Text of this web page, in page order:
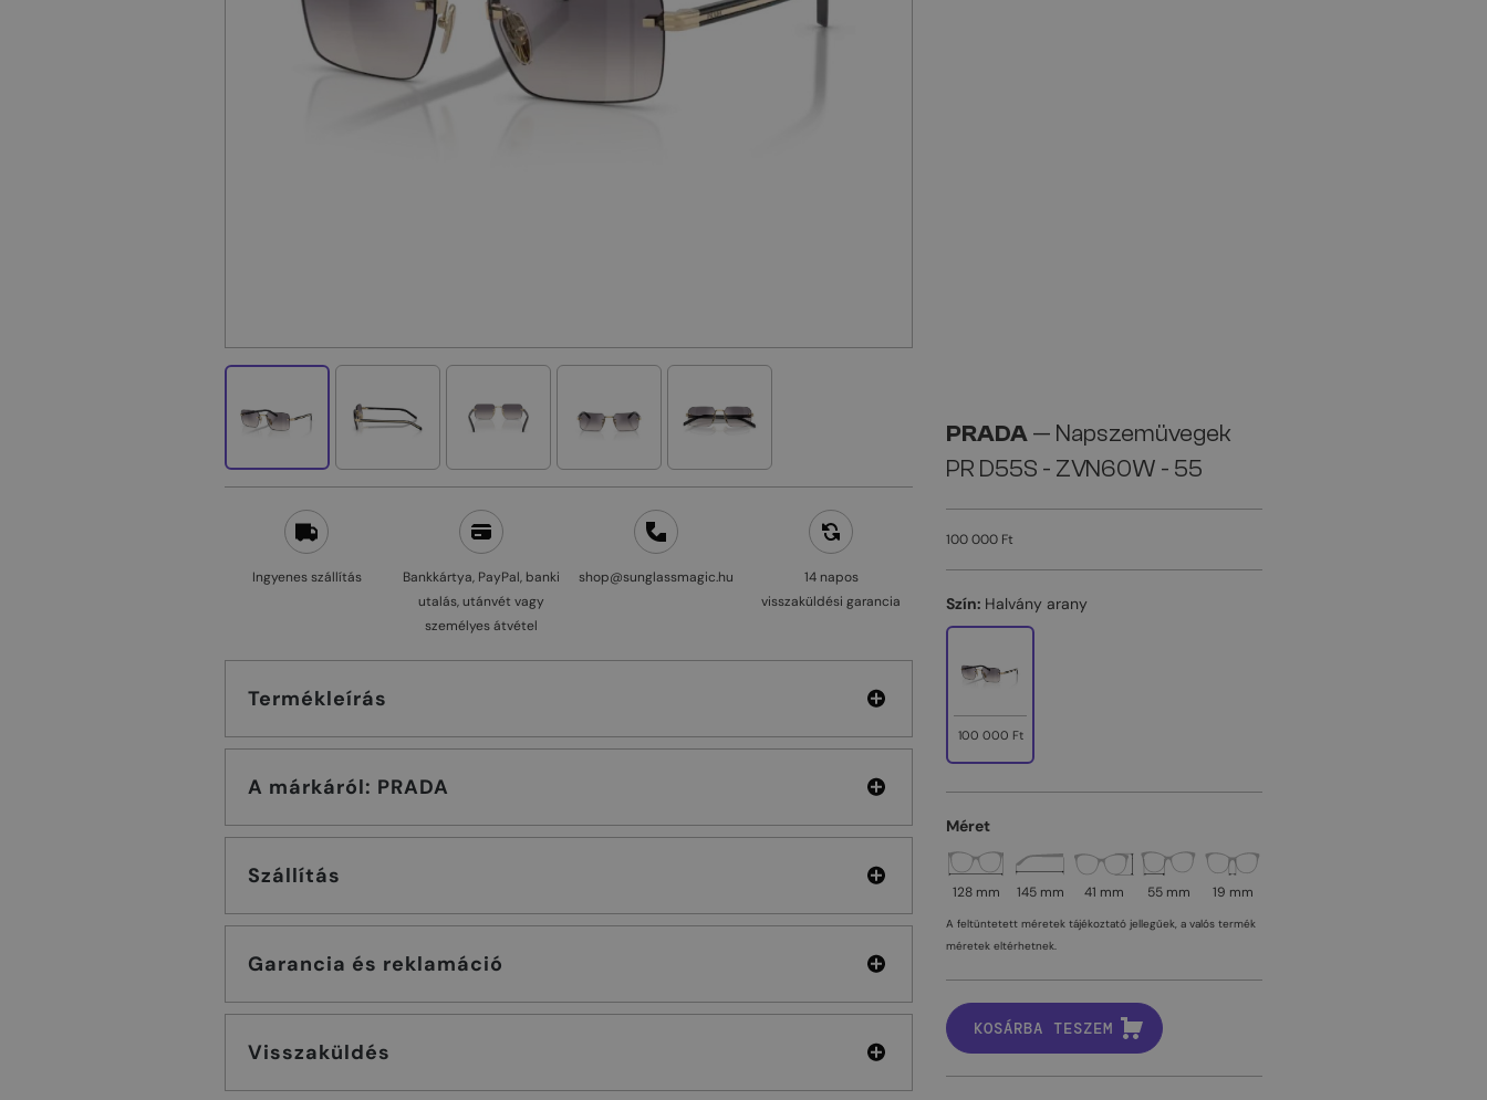
Ingyenes szállítás
Bankkártya, PayPal, banki
utalás, utánvét vagy
személyes átvétel
shop@sunglassmagic.hu
14 napos
visszaküldési garancia
Termékleírás
A márkáról: PRADA
Szállítás
Garancia és reklamáció
Visszaküldés
PRADA— Napszemüvegek
PR D55S - ZVN60W - 55
100 000 Ft
Szín: Halvány arany
100 000 Ft
Méret
128 mm 145 mm 41 mm 55 mm 19 mm
A feltüntetett méretek tájékoztató jellegűek, a valós termék
méretek eltérhetnek.
KOSÁRBA TESZEM